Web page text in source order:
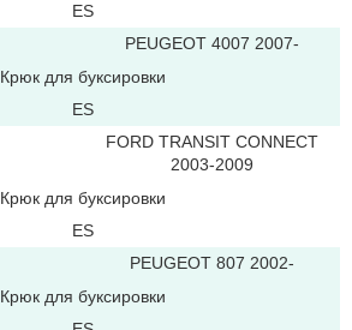
ES
PEUGEOT 4007 2007-
Крюк для буксировки
ES
FORD TRANSIT CONNECT
2003-2009
Крюк для буксировки
ES
PEUGEOT 807 2002-
Крюк для буксировки